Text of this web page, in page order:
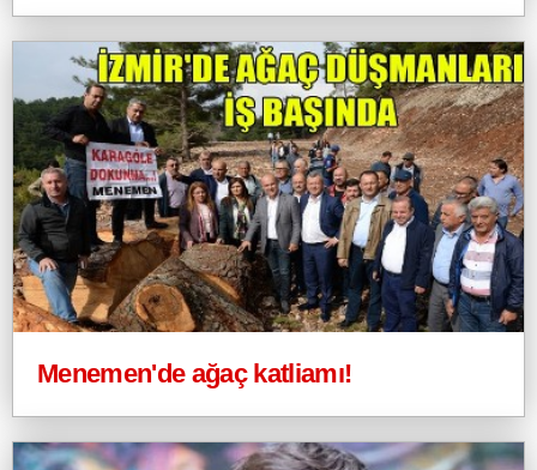
Menemen'de ağaç katliamı!